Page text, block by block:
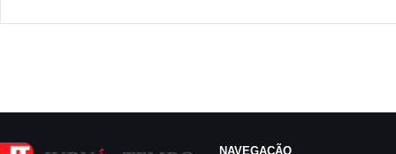
NAVEGAÇÃO